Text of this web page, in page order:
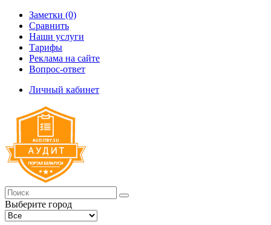
Заметки (0)
Сравнить
Наши услуги
Тарифы
Реклама на сайте
Вопрос-ответ
Личный кабинет
Выберите город